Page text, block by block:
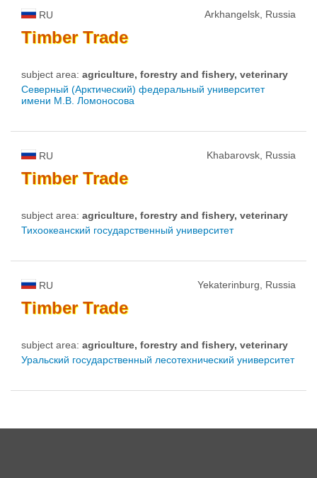
RU Arkhangelsk, Russia
Timber Trade
subject area: agriculture, forestry and fishery, veterinary
Северный (Арктический) федеральный университет
имени М.В. Ломоносова
RU Khabarovsk, Russia
Timber Trade
subject area: agriculture, forestry and fishery, veterinary
Тихоокеанский государственный университет
RU Yekaterinburg, Russia
Timber Trade
subject area: agriculture, forestry and fishery, veterinary
Уральский государственный лесотехнический университет